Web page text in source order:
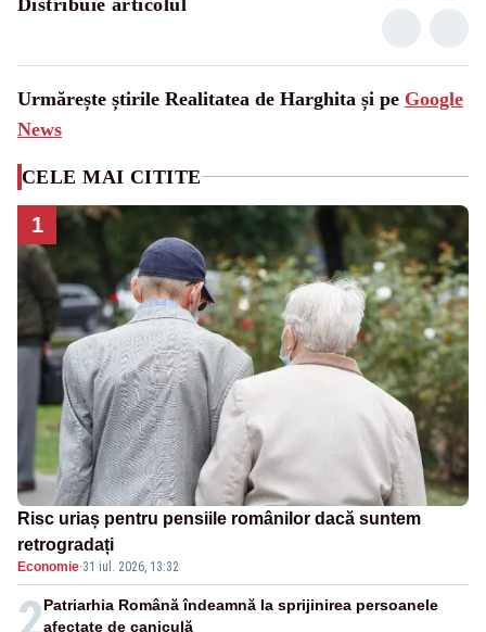
Urmărește știrile Realitatea de Harghita și pe Google
News
CELE MAI CITITE
1
Risc uriaș pentru pensiile românilor dacă suntem
retrogradați
Economie·31 iul. 2026, 13:32
2Patriarhia Română îndeamnă la sprijinirea persoanele
afectate de caniculă